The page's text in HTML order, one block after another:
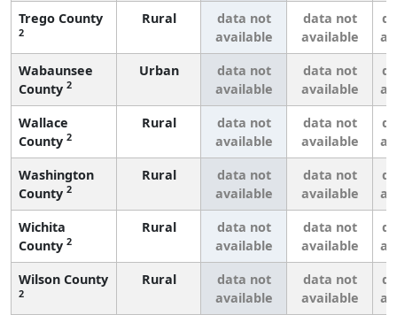
Trego County
2
Rural
data not
available
data not
available
Wabaunsee
County 2
Urban
data not
available
data not
available
Wallace
County 2
Rural
data not
available
data not
available
Washington
County 2
Rural
data not
available
data not
available
Wichita
County 2
Rural
data not
available
data not
available
Wilson County
2
Rural
data not
available
data not
available